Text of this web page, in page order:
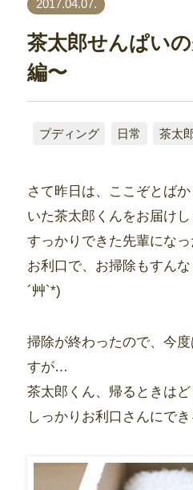
2017.04.07.
茶太郎せんぱい
編〜
プディング 日常 茶太
さて昨日は、ここぞとば
いた茶太郎くんをお届けし
すっかりできた先輩にな
お利口で、お掃除もすん
´艸`*)
掃除が終わったので、今
すが…
茶太郎くん、帰るときはど
しっかりお利口さんにでき